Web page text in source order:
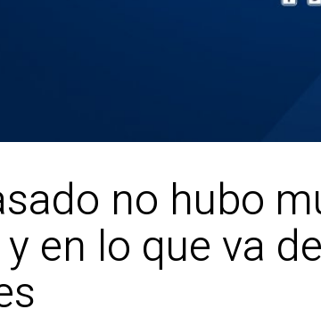
no hubo
en lo que va